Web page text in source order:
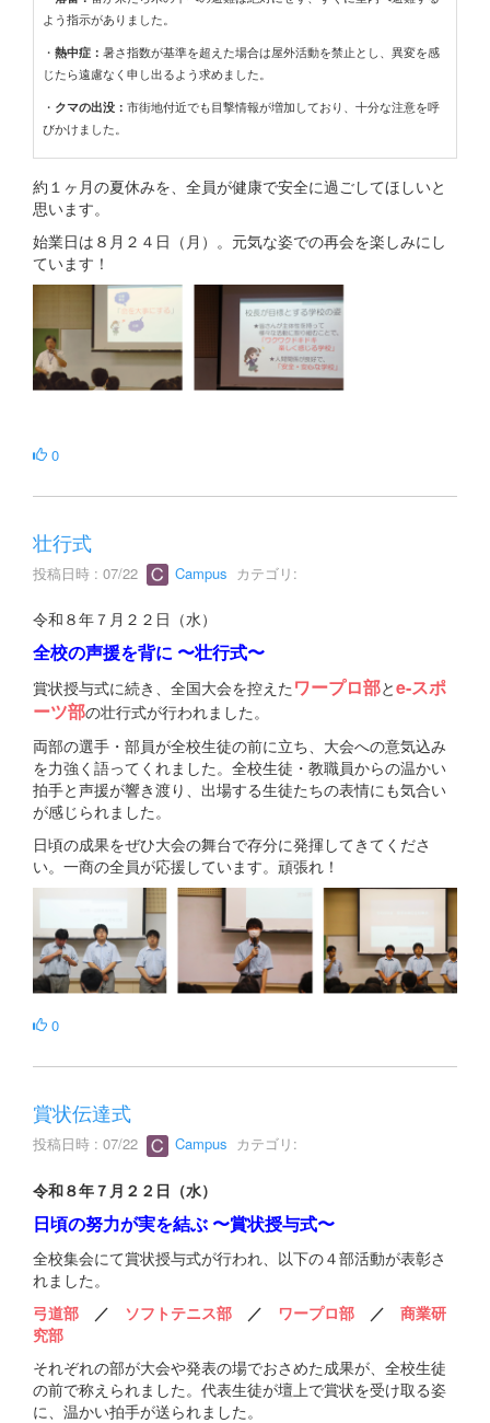
よう指示がありました。
・ 熱中症： 暑さ指数が基準を超えた場合は屋外活動を禁止とし、異変を感
じたら遠慮なく申し出るよう求めました。
・ クマの出没： 市街地付近でも目撃情報が増加しており、十分な注意を呼
びかけました。
約１ヶ月の夏休みを、全員が健康で安全に過ごしてほしいと
思います。
始業日は８月２４日（月）。元気な姿での再会を楽しみにし
ています！
0
壮行式
投稿日時 : 07/22 Campus カテゴリ:
令和８年７月２２日（水）
全校の声援を背に 〜壮行式〜
賞状授与式に続き、全国大会を控えた ワープロ部とe-スポ
ーツ部の壮行式が行われました。
両部の選手・部員が全校生徒の前に立ち、大会への意気込み
を力強く語ってくれました。全校生徒・教職員からの温かい
拍手と声援が響き渡り、出場する生徒たちの表情にも気合い
が感じられました。
日頃の成果をぜひ大会の舞台で存分に発揮してきてくださ
い。一商の全員が応援しています。頑張れ！
0
賞状伝達式
投稿日時 : 07/22 Campus カテゴリ:
令和８年７月２２日（水）
日頃の努力が実を結ぶ 〜賞状授与式〜
全校集会にて賞状授与式が行われ、以下の４部活動が表彰さ
れました。
弓道部 ／ ソフトテニス部 ／ ワープロ部 ／ 商業研
究部
それぞれの部が大会や発表の場でおさめた成果が、全校生徒
の前で称えられました。代表生徒が壇上で賞状を受け取る姿
に、温かい拍手が送られました。